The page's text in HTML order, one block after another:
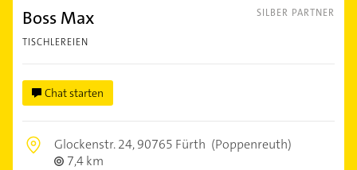
SILBER PARTNER
Boss Max
TISCHLEREIEN
Chat starten
Glockenstr. 24,90765 Fürth (Poppenreuth)
7,4 km